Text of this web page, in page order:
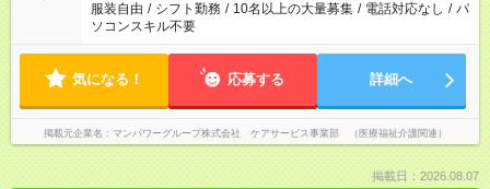
服装自由 / シフト勤務 / 10名以上の大量募集 / 電話対応なし / パ
ソコンスキル不要
気になる！ 応募する 詳細へ
掲載元企業名 マンパワーグループ株式会社 ケアサービス事業部 （医療福祉介護関連）
掲載日：2026.08.07